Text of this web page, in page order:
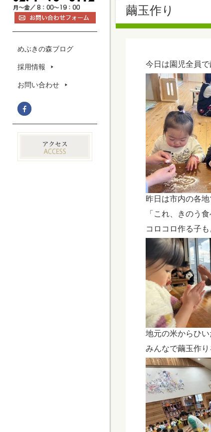
めぶきの森ブログ
採用情報
お問い合わせ
繭玉作り
今日は園児全員で
昨日は市内の各
「これ、きのう
コロコロ作る子も
地元の米からひい
みんなで繭玉作り